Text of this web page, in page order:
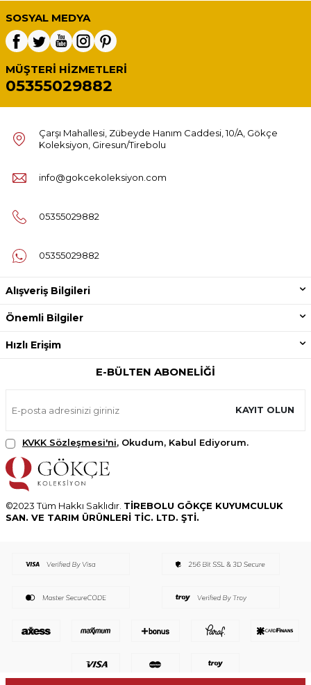
SOSYAL MEDYA
MÜŞTERI HIZMETLERI
05355029882
Çarşı Mahallesi, Zübeyde Hanım Caddesi, 10/A, Gökçe
Koleksiyon, Giresun/Tirebolu
info@gokcekoleksiyon.com
05355029882
05355029882
Alışveriş Bilgileri
Önemli Bilgiler
Hızlı Erişim
E-BÜLTEN ABONELIĞI
KAYIT OLUN
KVKK Sözleşmesi'ni, Okudum, Kabul Ediyorum.
©2023 Tüm Hakkı Saklıdır. TİREBOLU GÖKÇE KUYUMCULUK
SAN. VE TARIM ÜRÜNLERİ TİC. LTD. ŞTİ.